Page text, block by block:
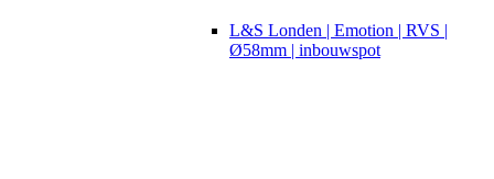
L&S Londen | Emotion | RVS |
Ø58mm | inbouwspot